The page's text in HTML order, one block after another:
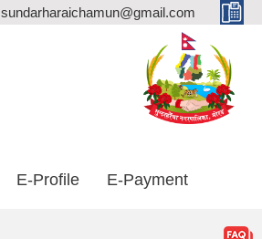
sundarharaichamun@gmail.com
E-Profile E-Payment